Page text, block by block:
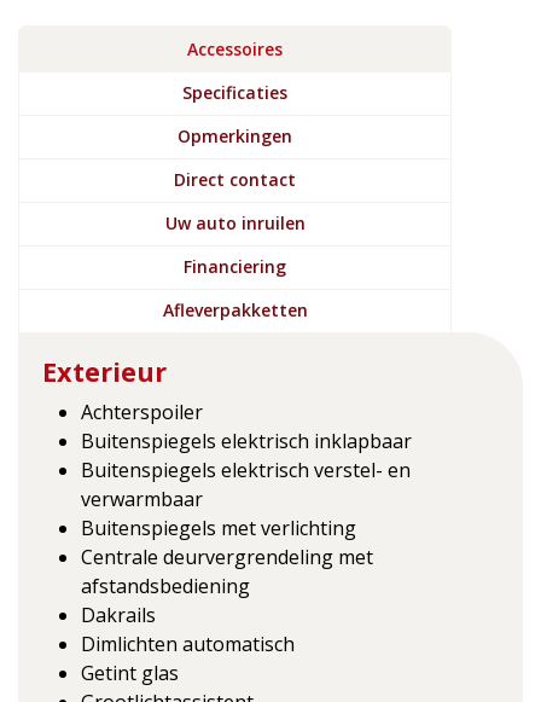
Accessoires
Specificaties
Opmerkingen
Direct contact
Uw auto inruilen
Financiering
Afleverpakketten
Exterieur
Achterspoiler
Buitenspiegels elektrisch inklapbaar
Buitenspiegels elektrisch verstel- en
verwarmbaar
Buitenspiegels met verlichting
Centrale deurvergrendeling met
afstandsbediening
Dakrails
Dimlichten automatisch
Getint glas